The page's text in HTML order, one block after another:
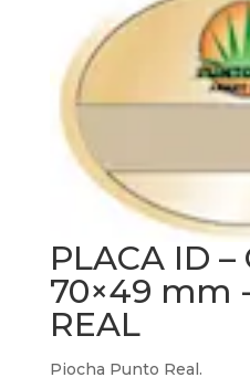
PLACA ID –
70×49 mm
REAL
Piocha Punto Real.